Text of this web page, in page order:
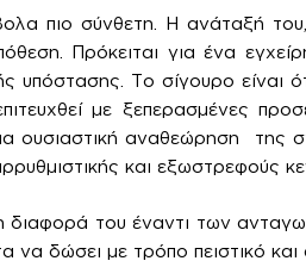
πιο σύνθετη. Η ανάταξή
Πρόκειται για ένα
υπόστασης. Το σίγουρο
με ξεπερασμένες
ουσιαστική αναθεώρηση της
και εξωστρεφούς
διαφορά του έναντι των
να δώσει με τρόπο πειστικό και